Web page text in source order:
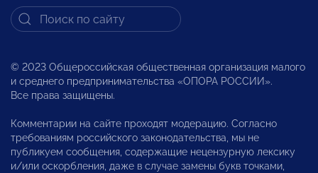
© 2023 Общероссийская общественная организация малого
и среднего предпринимательства «ОПОРА РОССИИ».
Все права защищены.
Комментарии на сайте проходят модерацию. Согласно
требованиям российского законодательства, мы не
публикуем сообщения, содержащие нецензурную лексику
и/или оскорбления, даже в случае замены букв точками,